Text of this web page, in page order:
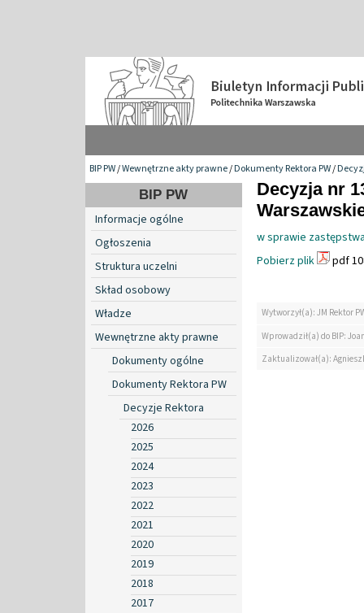
BIP PW/Wewnętrzne akty prawne/Dokumenty Rektora PW/
BIP PW
Informacje ogólne
Ogłoszenia
Struktura uczelni
Skład osobowy
Władze
Wewnętrzne akty prawne
Dokumenty ogólne
Dokumenty Rektora PW
Decyzje Rektora
2026
2025
2024
2023
2022
2021
2020
2019
2018
2017
Decyzja nr
w sprawie
Pobierz plik
pdf
Wytworzył(a): JM Rektor
Wprowadził(a) do BIP:
Zaktualizował(a):